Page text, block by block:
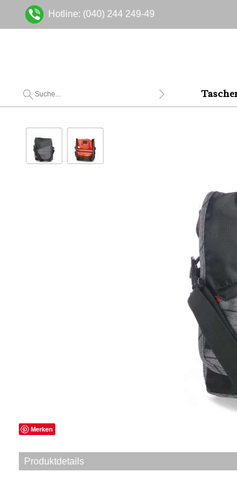
Hotline: (040) 244 249-49
Merken
Produktdetails